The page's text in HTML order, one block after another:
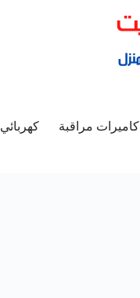
كاميرات مراقبة كهربائي